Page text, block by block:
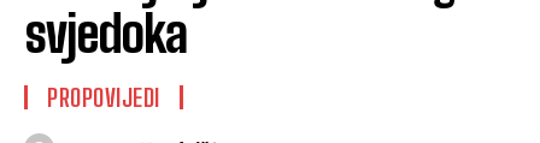
svjedoka
PROPOVIJEDI